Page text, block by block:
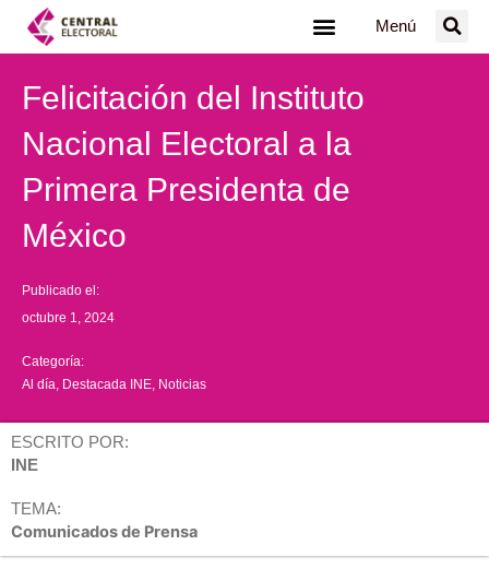
Menú
Felicitación del Instituto
Nacional Electoral a la
Primera Presidenta de
México
Publicado el:
octubre 1, 2024
Categoría:
Al día Destacada INE Noticias
ESCRITO POR:
INE
TEMA:
Comunicados de Prensa